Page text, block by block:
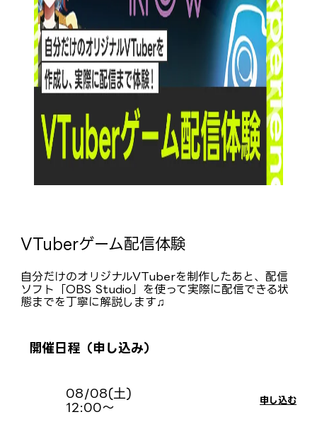
VTuberゲーム配信体験
自分だけのオリジナルVTuberを制作したあと、配信
ソフト「OBS Studio」を使って実際に配信できる状
態までを丁寧に解説します♫
開催日程（申し込み）
08/08(土)
12:00〜
申し込む